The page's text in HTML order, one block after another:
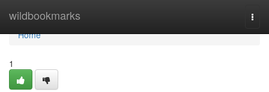
wildbookmarks
Home
Home
1